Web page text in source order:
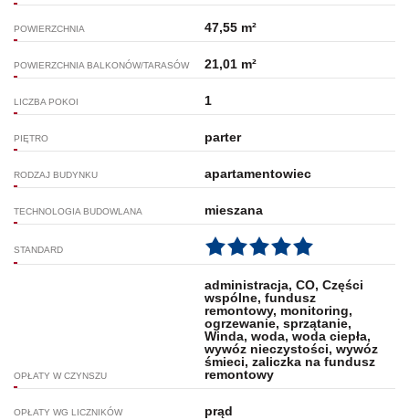
POWIERZCHNIA 47,55 m²
POWIERZCHNIA BALKONÓW/TARASÓW 21,01 m²
LICZBA POKOI 1
PIĘTRO parter
RODZAJ BUDYNKU apartamentowiec
TECHNOLOGIA BUDOWLANA mieszana
STANDARD
OPŁATY W CZYNSZU
administracja, CO, Części
wspólne, fundusz
remontowy, monitoring,
ogrzewanie, sprzątanie,
Winda, woda, woda ciepła,
wywóz nieczystości, wywóz
śmieci, zaliczka na fundusz
remontowy
OPŁATY WG LICZNIKÓW prąd